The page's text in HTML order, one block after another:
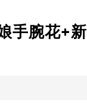
手腕花+新